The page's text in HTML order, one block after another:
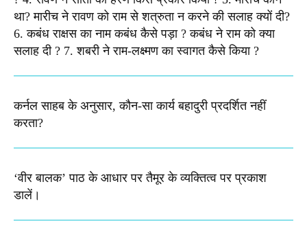
था? मारीच ने रावण को राम से शत्रुता न करने की सलाह क्यों दी?
6. कबंध राक्षस का नाम कबंध कैसे पड़ा ? कबंध ने राम को क्या
सलाह दी ? 7. शबरी ने राम-लक्ष्मण का स्वागत कैसे किया ?
कर्नल साहब के अनुसार, कौन-सा कार्य बहादुरी प्रदर्शित नहीं
करता?
‘वीर बालक’ पाठ के आधार पर तैमूर के व्यक्तित्व पर प्रकाश
डालें।